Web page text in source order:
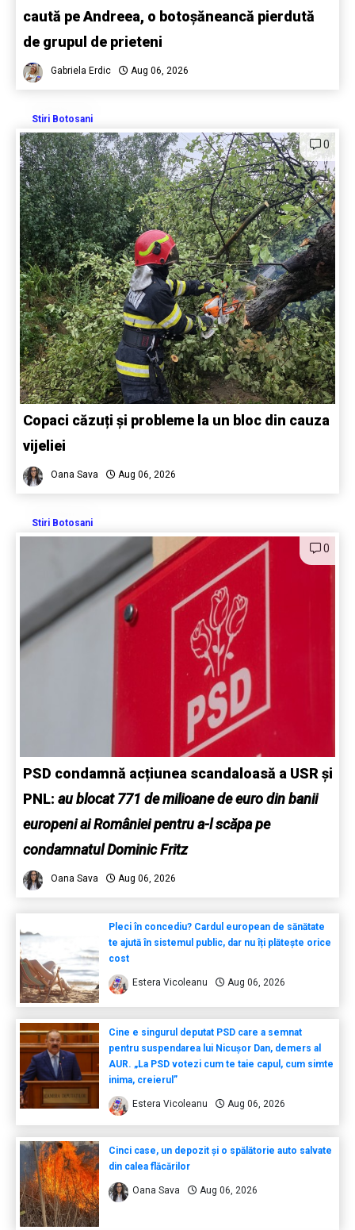
caută pe Andreea, o botoșăneancă pierdută
de grupul de prieteni
Gabriela Erdic Aug 06, 2026
Stiri Botosani
0
Copaci căzuți și probleme la un bloc din cauza
vijeliei
Oana Sava Aug 06, 2026
Stiri Botosani
0
PSD condamnă acțiunea scandaloasă a USR și
PNL: au blocat 771 de milioane de euro din banii
europeni ai României pentru a-l scăpa pe
condamnatul Dominic Fritz
Oana Sava Aug 06, 2026
Pleci în concediu? Cardul european de sănătate
te ajută în sistemul public, dar nu îți plătește orice
cost
Estera Vicoleanu Aug 06, 2026
Cine e singurul deputat PSD care a semnat
pentru suspendarea lui Nicușor Dan, demers al
AUR. „La PSD votezi cum te taie capul, cum simte
inima, creierul”
Estera Vicoleanu Aug 06, 2026
Cinci case, un depozit și o spălătorie auto salvate
din calea flăcărilor
Oana Sava Aug 06, 2026